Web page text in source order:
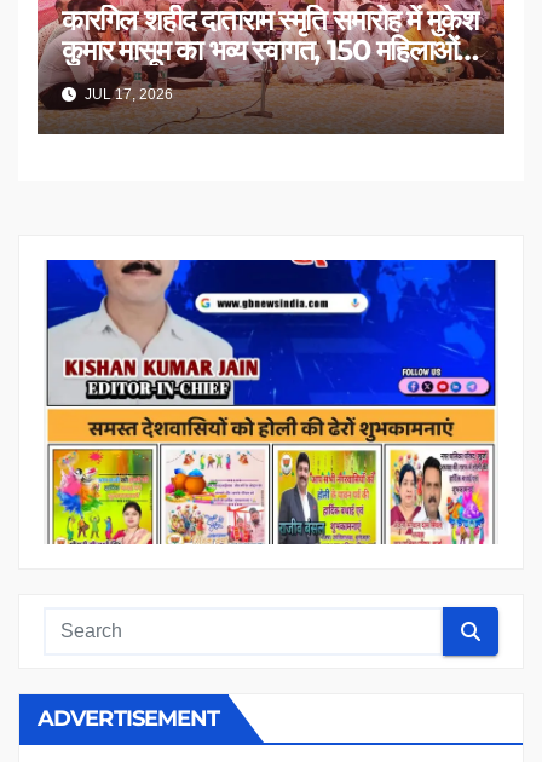
कारगिल शहीद दाताराम स्मृति समारोह में मुकेश
कुमार मासूम का भव्य स्वागत, 150 महिलाओं
का सम्मान
JUL 17, 2026
ADVERTISEMENT